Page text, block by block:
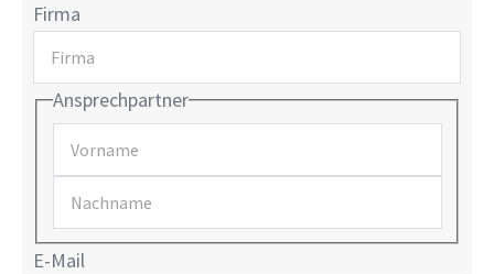
Firma
Ansprechpartner
E-Mail